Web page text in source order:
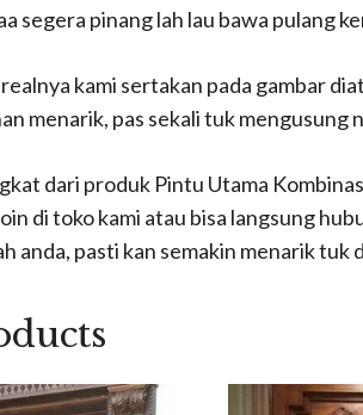
segera pinang lah lau bawa pulang
kami sertakan pada gambar
menarik, pas sekali tuk mengusung
dari produk Pintu Utama
di toko kami atau bisa langsung
anda, pasti kan semakin menarik tuk